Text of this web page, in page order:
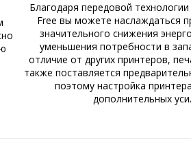
Благодаря передовой
Free вы можете наслаждаться
значительного снижения
уменьшения потребности в
отличие от других принтеров,
также поставляется
поэтому настройка
дополнительных